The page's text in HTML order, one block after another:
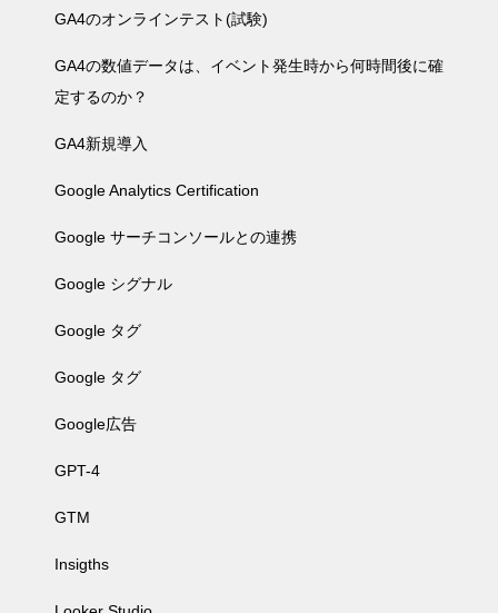
GA4のオンラインテスト(試験)
GA4の数値データは、イベント発生時から何時間後に確
定するのか？
GA4新規導入
Google Analytics Certification
Google サーチコンソールとの連携
Google シグナル
Google タグ
Google タグ
Google広告
GPT-4
GTM
Insigths